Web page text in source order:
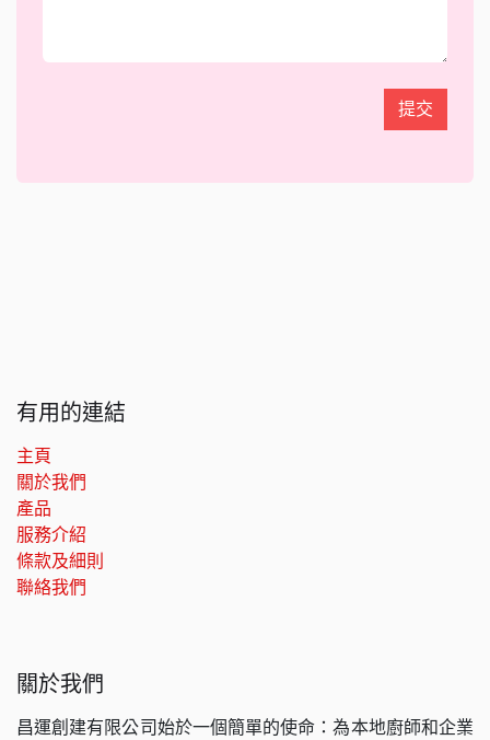
提交
有用的連結
主頁
關於我們
產品
服務介紹
條款及細則
聯絡我們
關於我們
昌運創建有限公司始於一個簡單的使命：為本地廚師和企業